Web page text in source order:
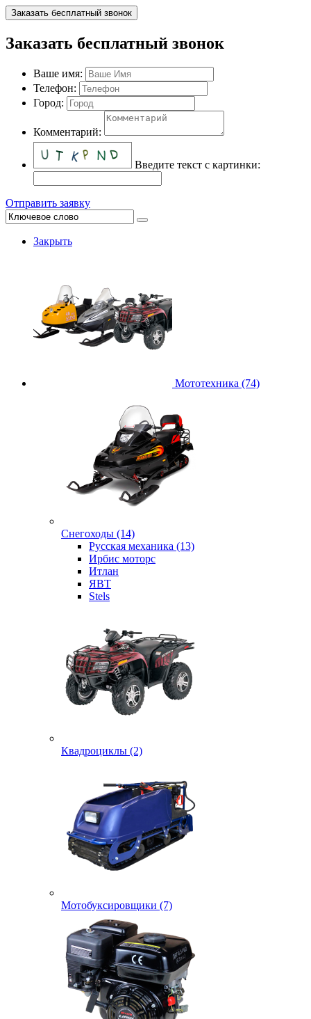
Заказать бесплатный звонок
Заказать бесплатный звонок
Ваше имя:
Телефон:
Город:
Комментарий:
Введите текст с картинки:
Отправить заявку
Закрыть
Мототехника (74)
Снегоходы (14)
Русская механика (13)
Ирбис моторс
Итлан
ЯВТ
Stels
Квадроциклы (2)
Мотобуксировщики (7)